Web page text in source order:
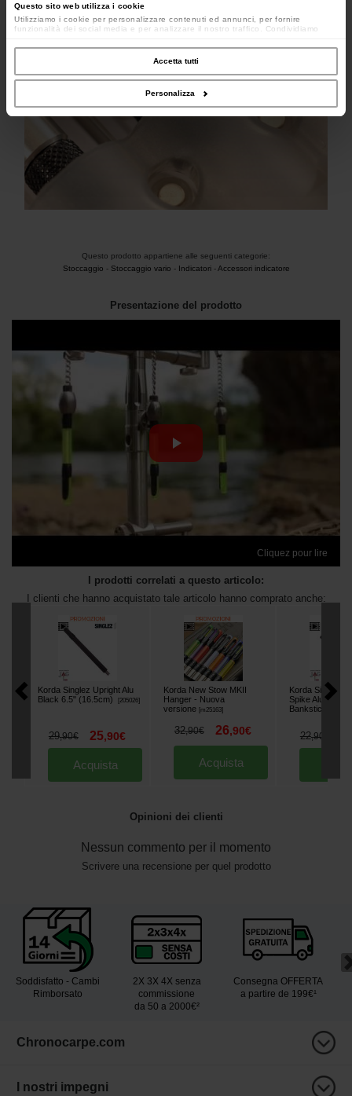
Questo sito web utilizza i cookie
Utilizziamo i cookie per personalizzare contenuti ed annunci, per fornire
funzionalità dei social media e per analizzare il nostro traffico. Condividiamo
occupano di analisi dei dati web, pubblicità e social media, i quali potrebbero
combinarle con altre informazioni che hai fornito loro o che hanno raccolto dal
Accetta tutti
Personalizza
Questo prodotto appartiene alle seguenti categorie:
Stoccaggio - Stoccaggio vario - Indicatori-Accessori indicatore
Presentazione del prodotto
Cliquez pour lire
I prodotti correlati a questo articolo:
I clienti che hanno acquistato tale articolo hanno comprato anche:
Korda Singlez Upright Alu
Black 6.5" (16.5cm)
[205026]
29,90€ 25,90€
Acquista
Korda New Stow MKII
Hanger - Nuova
versione [m25163]
32,90€ 26,90€
Acquista
Korda Singlez
Spike Alu Black
Banksticks
22,90
Opinioni dei clienti
Nessun commento per il momento
Scrivere una recensione per quel prodotto
Soddisfatto - Cambi
Rimborsato
2X 3X 4X senza
commissione
da 50 a 2000€²
Consegna OFFERTA
a partire de 199€¹
Chronocarpe.com
I nostri impegni